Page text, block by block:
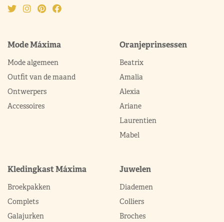
Mode Máxima
Mode algemeen
Outfit van de maand
Ontwerpers
Accessoires
Oranjeprinsessen
Beatrix
Amalia
Alexia
Ariane
Laurentien
Mabel
Kledingkast Máxima
Broekpakken
Complets
Galajurken
Juwelen
Diademen
Colliers
Broches